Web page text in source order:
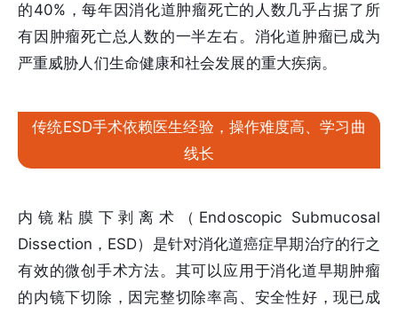
的40%，每年因消化道肿瘤死亡的人数几乎占据了所
有因肿瘤死亡总人数的一半左右。消化道肿瘤已成为
严重威胁人们生命健康和社会发展的重大疾病。
传统ESD手术依赖医生经验，操作难度高、学习曲
线长
内镜粘膜下剥离术（Endoscopic Submucosal
Dissection，ESD）是针对消化道癌症早期治疗的行之
有效的微创手术方法。其可以应用于消化道早期肿瘤
的内镜下切除，因完整切除率高、安全性好，现已成